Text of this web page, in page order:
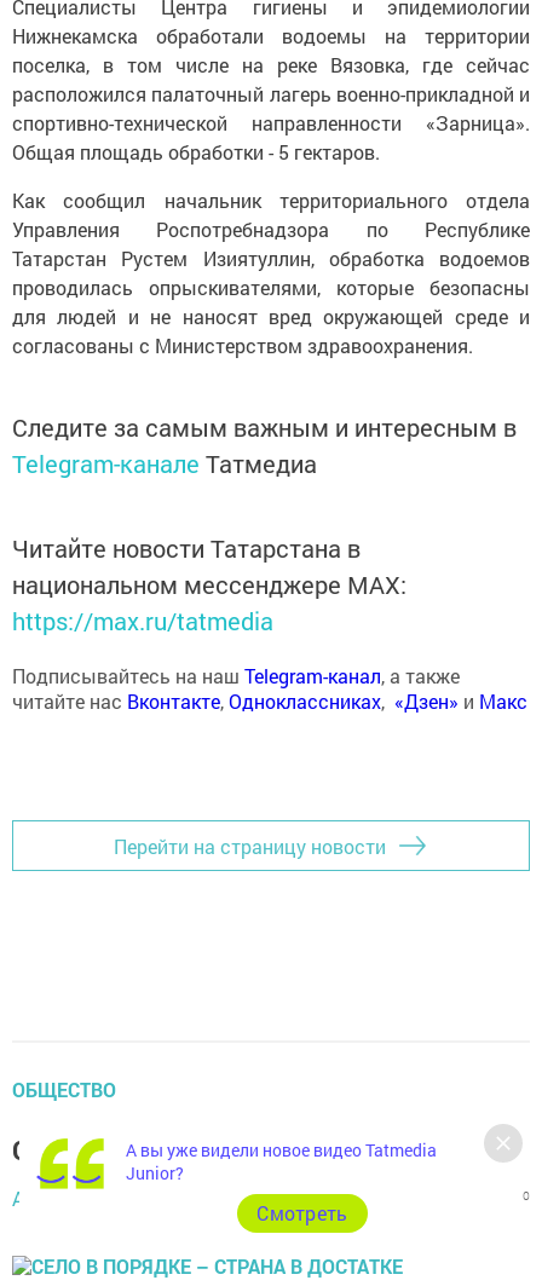
Специалисты Центра гигиены и эпидемиологии
Нижнекамска обработали водоемы на территории
поселка, в том числе на реке Вязовка, где сейчас
расположился палаточный лагерь военно-прикладной и
спортивно-технической направленности «Зарница».
Общая площадь обработки - 5 гектаров.
Как сообщил начальник территориального отдела
Управления Роспотребнадзора по Республике
Татарстан Рустем Изиятуллин, обработка водоемов
проводилась опрыскивателями, которые безопасны
для людей и не наносят вред окружающей среде и
согласованы с Министерством здравоохранения.
Следите за самым важным и интересным в
Telegram-канале Татмедиа
Читайте новости Татарстана в
национальном мессенджере MАХ:
https://max.ru/tatmedia
Подписывайтесь на наш Telegram-канал, а также
читайте нас Вконтакте,Одноклассниках, «Дзен» и Макс
Перейти на страницу новости
ОБЩЕСТВО
Село в порядке – страна в достатке
Автор, 30 июня 2016 - 05:07 0
А вы уже видели новое видео Tatmedia
Junior?
Cмотреть